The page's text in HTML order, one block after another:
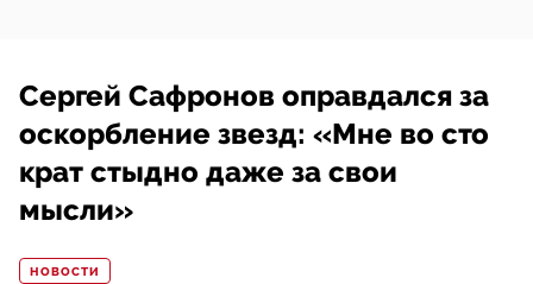
Сергей Сафронов оправдался за
оскорбление звезд: «Мне во сто
крат стыдно даже за свои
мысли»
НОВОСТИ